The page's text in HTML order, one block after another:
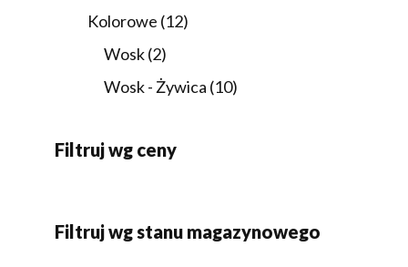
produktów
Kolorowe 1212
Wosk 22
produkty
Wosk - Żywica 1010
Filtruj wg ceny
Filtruj wg stanu magazynowego